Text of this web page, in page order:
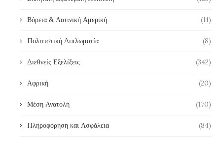
Βόρεια & Λατινική Αμερική (11)
Πολιτιστική Διπλωματία (8)
Διεθνείς Εξελίξεις (342)
Αφρική (20)
Μέση Ανατολή (170)
Πληροφόρηση και Ασφάλεια (84)